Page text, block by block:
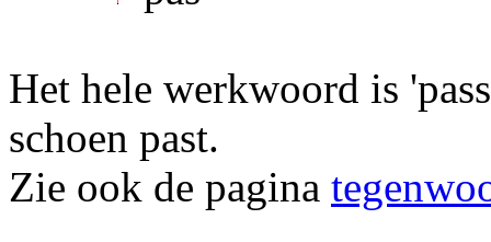
Het hele werkwoord is
schoen past.
Zie ook de pagina